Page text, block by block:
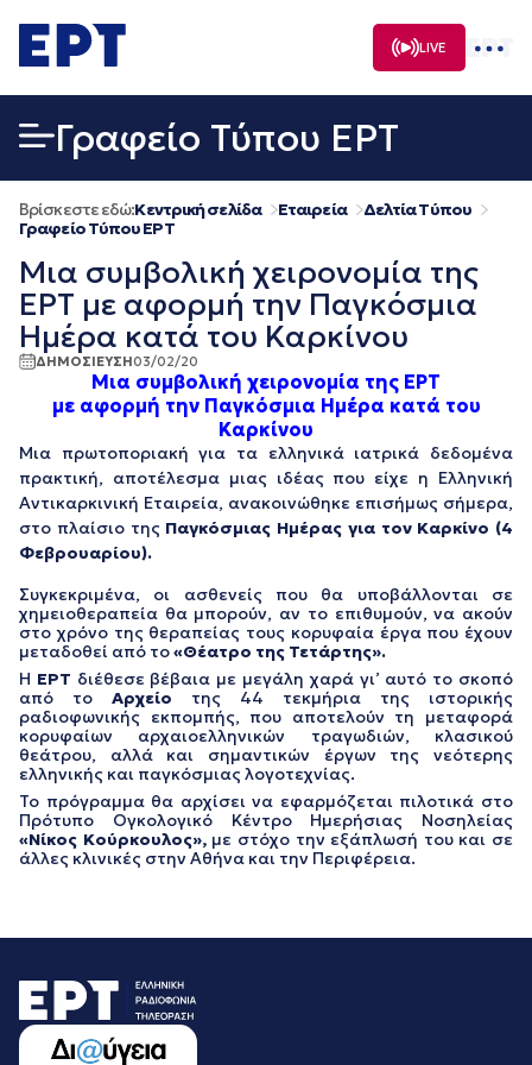
σε
περιεχόμενο
LIVE
Γραφείο Τύπου ΕΡΤ
Βρίσκεστε εδώ:Κεντρική σελίδα Εταιρεία
Δελτία Τύπου
Γραφείο Τύπου ΕΡΤ
Μια συμβολική χειρονομία της
ΕΡΤ με αφορμή την Παγκόσμια
Ημέρα κατά του Καρκίνου
ΔΗΜΟΣΙΕΥΣΗ03/02/20
Μια συμβολική χειρονομία της ΕΡΤ
με αφορμή την Παγκόσμια Ημέρα κατά του
Καρκίνου
Μια πρωτοποριακή για τα ελληνικά ιατρικά δεδομένα
πρακτική, αποτέλεσμα μιας ιδέας που είχε η Ελληνική
Αντικαρκινική Εταιρεία, ανακοινώθηκε επισήμως σήμερα,
στο πλαίσιο της Παγκόσμιας Ημέρας για τον Καρκίνο (4
Φεβρουαρίου).
Συγκεκριμένα, οι ασθενείς που θα υποβάλλονται σε
χημειοθεραπεία θα μπορούν, αν το επιθυμούν, να ακούν
στο χρόνο της θεραπείας τους κορυφαία έργα που έχουν
μεταδοθεί από το«Θέατρο της Τετάρτης».
Η ΕΡΤ διέθεσε βέβαια με μεγάλη χαρά γι’ αυτό το σκοπό
από το Αρχείο της 44 τεκμήρια της ιστορικής
ραδιοφωνικής εκπομπής, που αποτελούν τη μεταφορά
κορυφαίων αρχαιοελληνικών τραγωδιών, κλασικού
θεάτρου, αλλά και σημαντικών έργων της νεότερης
ελληνικής και παγκόσμιας λογοτεχνίας.
Το πρόγραμμα θα αρχίσει να εφαρμόζεται πιλοτικά στο
Πρότυπο Ογκολογικό Κέντρο Ημερήσιας Νοσηλείας
«Νίκος Κούρκουλος»,με στόχο την εξάπλωσή του και σε
άλλες κλινικές στην Αθήνα και την Περιφέρεια.